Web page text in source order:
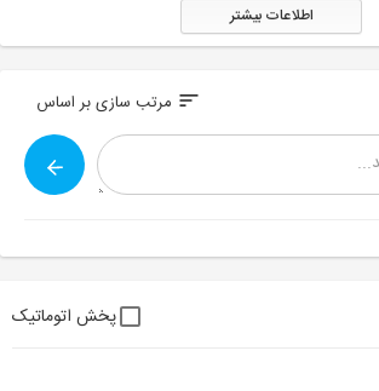
اطلاعات بیشتر
sort مرتب سازی بر اساس
پخش اتوماتیک